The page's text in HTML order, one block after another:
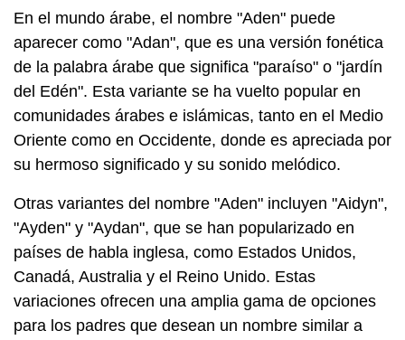
En el mundo árabe, el nombre "Aden" puede
aparecer como "Adan", que es una versión fonética
de la palabra árabe que significa "paraíso" o "jardín
del Edén". Esta variante se ha vuelto popular en
comunidades árabes e islámicas, tanto en el Medio
Oriente como en Occidente, donde es apreciada por
su hermoso significado y su sonido melódico.
Otras variantes del nombre "Aden" incluyen "Aidyn",
"Ayden" y "Aydan", que se han popularizado en
países de habla inglesa, como Estados Unidos,
Canadá, Australia y el Reino Unido. Estas
variaciones ofrecen una amplia gama de opciones
para los padres que desean un nombre similar a